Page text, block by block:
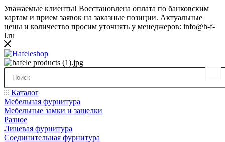
Уважаемые клиенты! Восстановлена оплата по банковским
картам и прием заявок на заказные позиции. Актуальные
цены и количество просим уточнять у менеджеров: info@h-f-
l.ru
Каталог
Мебельная фурнитура
Мебельные замки и защелки
Разное
Лицевая фурнитура
Соединительная фурнитура